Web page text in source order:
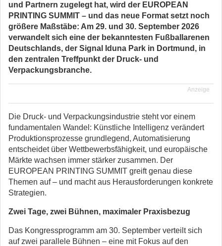
und Partnern zugelegt hat, wird der EUROPEAN
PRINTING SUMMIT – und das neue Format setzt noch
größere Maßstäbe: Am 29. und 30. September 2026
verwandelt sich eine der bekanntesten Fußballarenen
Deutschlands, der Signal Iduna Park in Dortmund, in
den zentralen Treffpunkt der Druck- und
Verpackungsbranche.
Anzeige
Die Druck- und Verpackungsindustrie steht vor einem
fundamentalen Wandel: Künstliche Intelligenz verändert
Produktionsprozesse grundlegend, Automatisierung
entscheidet über Wettbewerbsfähigkeit, und europäische
Märkte wachsen immer stärker zusammen. Der
EUROPEAN PRINTING SUMMIT greift genau diese
Themen auf – und macht aus Herausforderungen konkrete
Strategien.
Zwei Tage, zwei Bühnen, maximaler Praxisbezug
Das Kongressprogramm am 30. September verteilt sich
auf zwei parallele Bühnen – eine mit Fokus auf den